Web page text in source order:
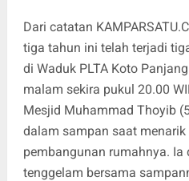
Dari catatan
tiga tahun ini telah terjadi
di Waduk PLTA Koto
malam sekira pukul 20.00
Mesjid Muhammad Thoyib
dalam sampan saat
pembangunan rumahnya.
tenggelam bersama